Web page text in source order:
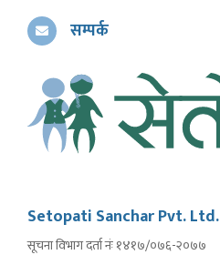
सम्पर्क
Setopati Sanchar Pvt. Ltd.
सूचना विभाग दर्ता नंः १४१७/०७६-२०७७